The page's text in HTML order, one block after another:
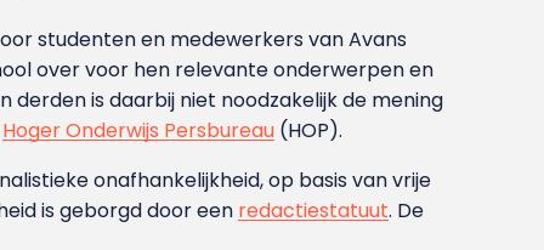
studenten en medewerkers van Avans
over voor hen relevante onderwerpen en
is daarbij niet noodzakelijk de mening
Hoger Onderwijs Persbureau (HOP).
onafhankelijkheid, op basis van vrije
is geborgd door een redactiestatuut. De